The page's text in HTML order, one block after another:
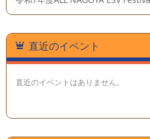
直近のイベント
直近のイベントはありません。